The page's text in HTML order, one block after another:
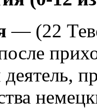
— (22